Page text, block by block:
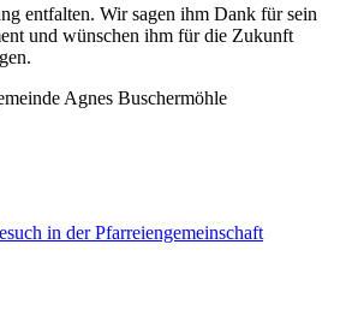
entfalten. Wir sagen ihm Dank für sein
und wünschen ihm für die Zukunft
Agnes Buschermöhle
in der Pfarreiengemeinschaft